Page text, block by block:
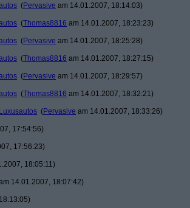
(Pervasive am 14.01.2007, 18:14:03)
(Thomas8816 am 14.01.2007, 18:23:23)
(Pervasive am 14.01.2007, 18:25:28)
(Thomas8816 am 14.01.2007, 18:27:15)
(Pervasive am 14.01.2007, 18:29:57)
(Thomas8816 am 14.01.2007, 18:32:21)
(Pervasive am 14.01.2007, 18:33:26)
17:54:56)
17:56:23)
18:05:11)
14.01.2007, 18:07:42)